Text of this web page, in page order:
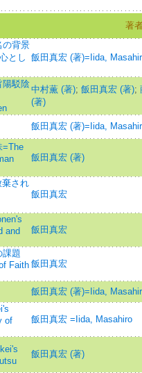
著
の背景
とし 飯田真宏 (著)=Iida,
陽駁陰
中村薫 (著); 飯田真宏 (著);
(著)
飯田真宏 (著)=Iida,
=The
飯田真宏 (著)
され
飯田真宏
and
飯田真宏
課題
Faith 飯田真宏
飯田真宏 (著)=Iida,
of
飯田真宏 =Iida, Masahiro
飯田真宏 (著)